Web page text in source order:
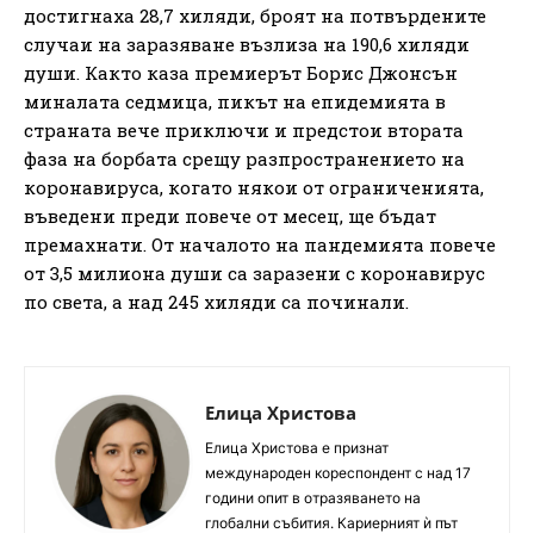
достигнаха 28,7 хиляди, броят на потвърдените
случаи на заразяване възлиза на 190,6 хиляди
души. Както каза премиерът Борис Джонсън
миналата седмица, пикът на епидемията в
страната вече приключи и предстои втората
фаза на борбата срещу разпространението на
коронавируса, когато някои от ограниченията,
въведени преди повече от месец, ще бъдат
премахнати. От началото на пандемията повече
от 3,5 милиона души са заразени с коронавирус
по света, а над 245 хиляди са починали.
Елица Христова
Елица Христова е признат
международен кореспондент с над 17
години опит в отразяването на
глобални събития. Кариерният ѝ път